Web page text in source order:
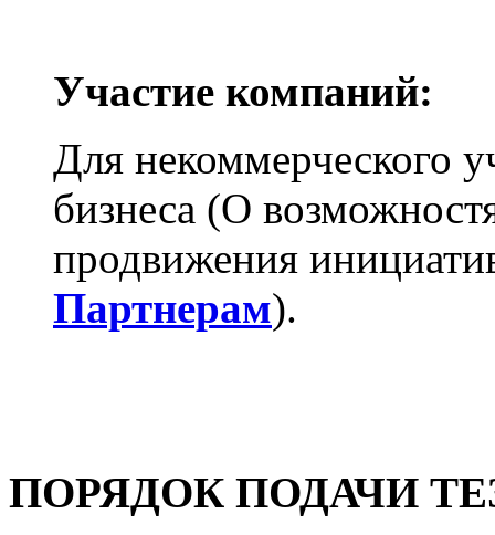
Участие компаний:
Для некоммерческого
бизнеса (О
продвижения
Партнерам).
ПОРЯДОК ПОДАЧИ